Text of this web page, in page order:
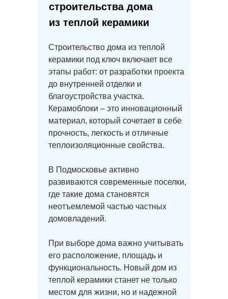
Проект дома О-230-М
Проект дома О-212
Проект дома О-203
Проект дома О-197
Проект дома Ш-147
Проект дома Х-146
Проект дома О-114
Проект дома О-110
Строительство дома из теплой
керамики под ключ включает все
этапы работ: от разработки проекта
до внутренней отделки и
благоустройства участка.
Керамоблоки – это инновационный
материал, который сочетает в себе
прочность, легкость и отличные
теплоизоляционные свойства.
В Подмосковье активно
развиваются современные поселки,
где такие дома становятся
неотъемлемой частью частных
домовладений.
При выборе дома важно учитывать
его расположение, площадь и
функциональность. Новый дом из
теплой керамики станет не только
местом для жизни, но и надежной
строительства дома
из теплой керамики